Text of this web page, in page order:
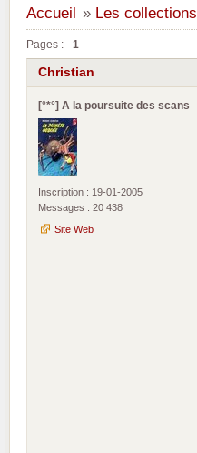
Accueil » Les collections
Pages : 1
Christian
[°*°] A la poursuite des scans
Inscription : 19-01-2005
Messages : 20 438
Site Web